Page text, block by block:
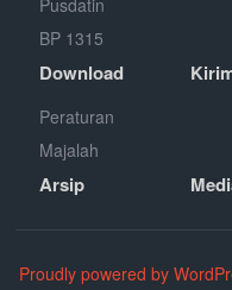
BP 1315
Download
Peraturan
Majalah
Arsip
Proudly powered by